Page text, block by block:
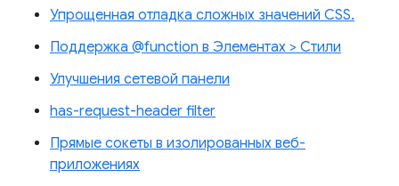
Упрощенная отладка сложных значений CSS.
Поддержка @function в Элементах > Стили
Улучшения сетевой панели
has-request-header filter
Прямые сокеты в изолированных веб-
приложениях